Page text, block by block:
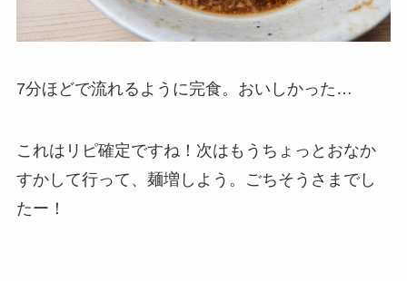
7分ほどで流れるように完食。おいしかった…
これはリピ確定ですね！次はもうちょっとおなか
すかして行って、麺増しよう。ごちそうさまでし
たー！